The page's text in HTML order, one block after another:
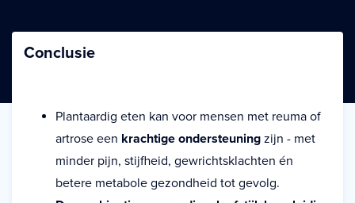
Conclusie
Plantaardig eten kan voor mensen met reuma of
artrose een krachtige ondersteuning zijn - met
minder pijn, stijfheid, gewrichtsklachten én
betere metabole gezondheid tot gevolg.